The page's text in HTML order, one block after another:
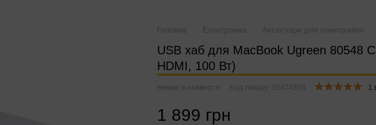
Головна Електроніка Аксесуари для електроніки
USB хаб для MacBook Ugreen 80548
HDMI, 100 Вт)
Немає в наявності Код товару: 35474503 1
1 899 грн